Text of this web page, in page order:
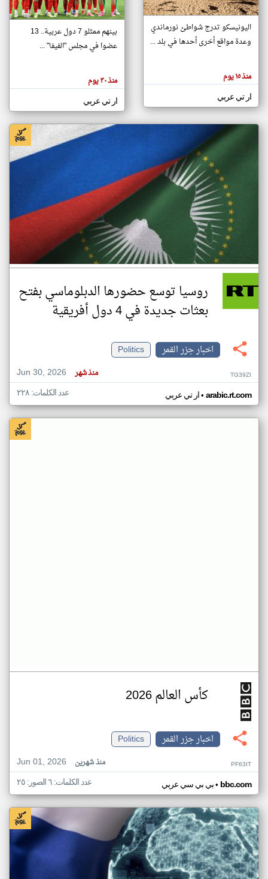
تغيير الدولة
اخبار جزر القمر على مدار الساعة
أهم اخبار جزر القمر العاجلة والمباشرة
هنا عن
وجهة
كاتبيها.
اليونيسكو تدرج شواطئ نورماندي
وعدة مواقع أخرى أحدها في بلد ...
منذ ١٥ يوم
ار تي عربي
بينهم ممثلو 7 دول عربية.. 13
عضوا في مجلس "الفيفا" ...
منذ ٣٠ يوم
ار تي عربي
روسيا توسع حضورها الدبلوماسي بفتح
بعثات جديدة في 4 دول أفريقية
اخبار جزر القمر
Politics
Jun 30, 2026
منذ شهر TG39ZI
ار تي عربي• arabic.rt.com عدد الكلمات: ٢٢٨
كأس العالم 2026
اخبار جزر القمر
Politics
Jun 01, 2026
منذ شهرين PF63IT
بي بي سي عربي• bbc.com عدد الكلمات: ٦ الصور: ٢٥
klyoum.com